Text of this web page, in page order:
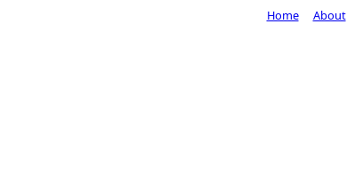
Home About